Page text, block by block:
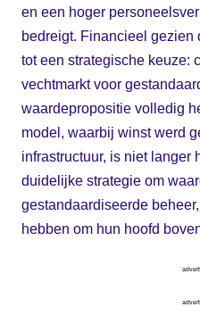
en een hoger
bedreigt. Financieel
tot een strategische keuze:
vechtmarkt voor
waardepropositie volledig
model, waarbij winst werd
infrastructuur, is niet langer
duidelijke strategie om
gestandaardiseerde
hebben om hun hoofd